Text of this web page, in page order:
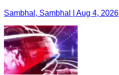
Sambhal, Sambhal | Aug 4, 2026